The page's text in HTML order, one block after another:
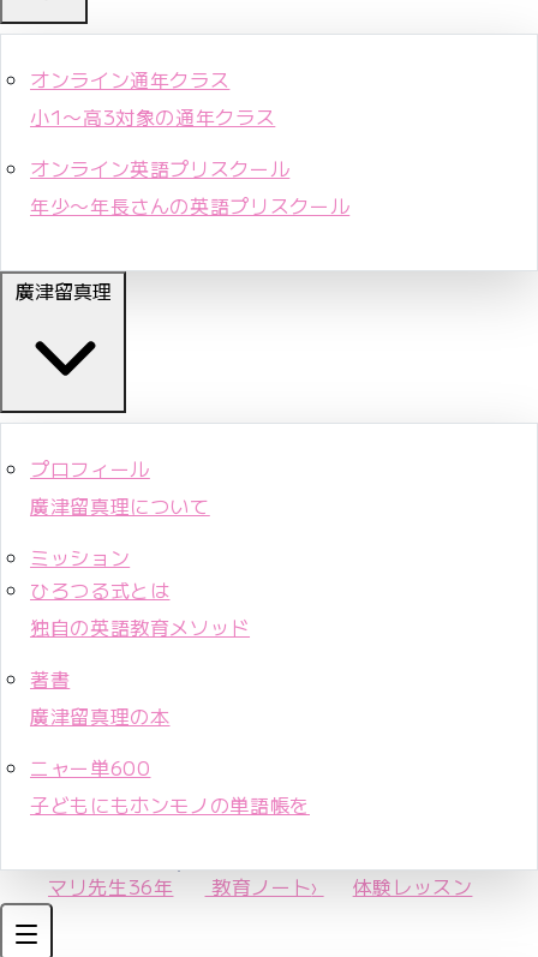
オンライン通年クラス
小1〜高3対象の通年クラス
オンライン英語プリスクール
年少〜年長さんの英語プリスクール
廣津留真理
プロフィール
廣津留真理について
ミッション
ひろつる式とは
独自の英語教育メソッド
著書
廣津留真理の本
ニャー単600
子どもにもホンモノの単語帳を
マリ先生36年 教育ノート› 体験レッスン